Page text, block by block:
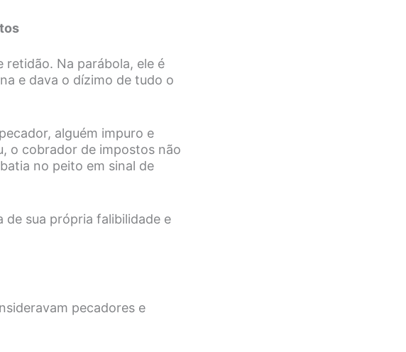
retidão. Na parábola, ele é
e dava o dízimo de tudo o
alguém impuro e
o cobrador de impostos não
no peito em sinal de
de sua própria falibilidade e
pecadores e